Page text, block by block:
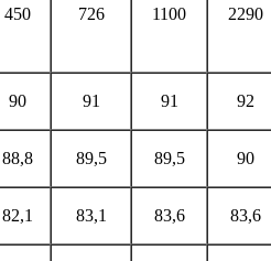
450 726 1100 2290
90 91 91 92
88,8 89,5 89,5 90
82,1 83,1 83,6 83,6